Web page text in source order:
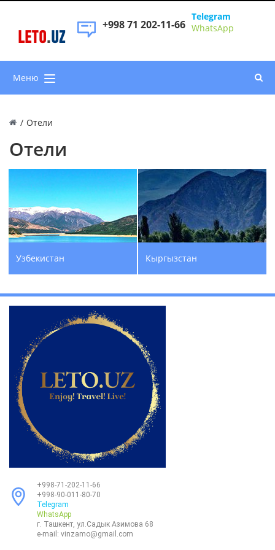
LETO.UZ
+998 71 202-11-66
Telegram
WhatsApp
Меню
/ Отели
Отели
Узбекистан Кыргызстан
+998-71-202-11-66
+998-90-011-80-70
Telegram
WhatsApp
г. Ташкент, ул.Садык Азимова 68
e-mail: vinzamo@gmail.com